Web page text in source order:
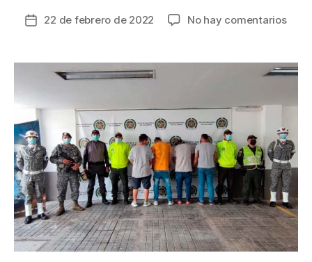
Fecha
entrada
22 de febrero de 2022 No hay comentariosen
5
en
y